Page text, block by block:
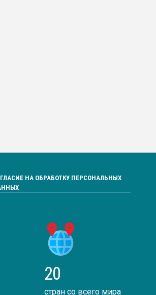
НА ОБРАБОТКУ ПЕРСОНАЛЬНЫХ
20
стран со всего мира